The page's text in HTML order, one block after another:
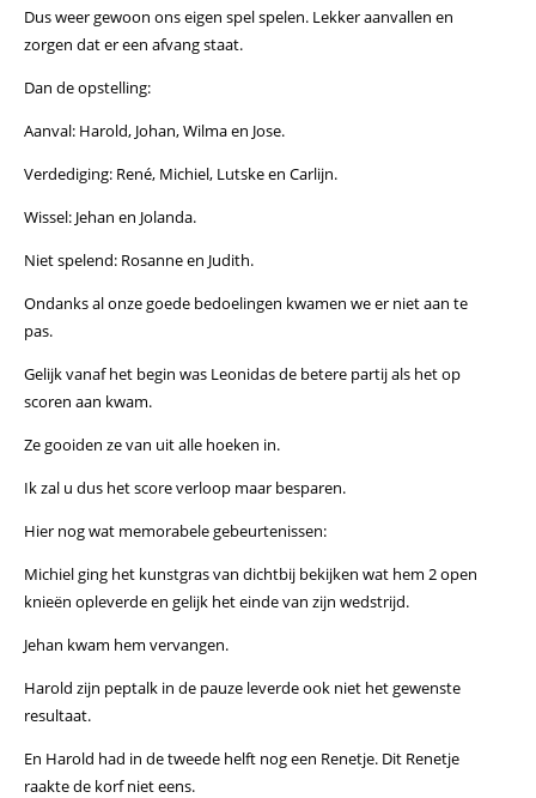
Dus weer gewoon ons eigen spel spelen. Lekker aanvallen en
zorgen dat er een afvang staat.
Dan de opstelling:
Aanval: Harold, Johan, Wilma en Jose.
Verdediging: René, Michiel, Lutske en Carlijn.
Wissel: Jehan en Jolanda.
Niet spelend: Rosanne en Judith.
Ondanks al onze goede bedoelingen kwamen we er niet aan te
pas.
Gelijk vanaf het begin was Leonidas de betere partij als het op
scoren aan kwam.
Ze gooiden ze van uit alle hoeken in.
Ik zal u dus het score verloop maar besparen.
Hier nog wat memorabele gebeurtenissen:
Michiel ging het kunstgras van dichtbij bekijken wat hem 2 open
knieën opleverde en gelijk het einde van zijn wedstrijd.
Jehan kwam hem vervangen.
Harold zijn peptalk in de pauze leverde ook niet het gewenste
resultaat.
En Harold had in de tweede helft nog een Renetje. Dit Renetje
raakte de korf niet eens.